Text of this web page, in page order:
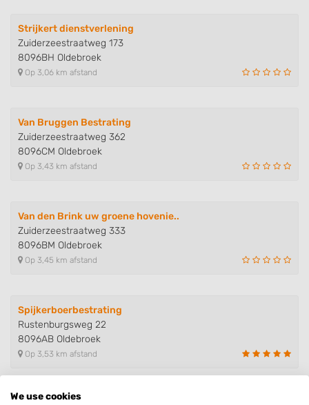
Strijkert dienstverlening
Zuiderzeestraatweg 173
8096BH Oldebroek
Op 3,06 km afstand
Van Bruggen Bestrating
Zuiderzeestraatweg 362
8096CM Oldebroek
Op 3,43 km afstand
Van den Brink uw groene hovenie..
Zuiderzeestraatweg 333
8096BM Oldebroek
Op 3,45 km afstand
Spijkerboerbestrating
Rustenburgsweg 22
8096AB Oldebroek
Op 3,53 km afstand
We use cookies